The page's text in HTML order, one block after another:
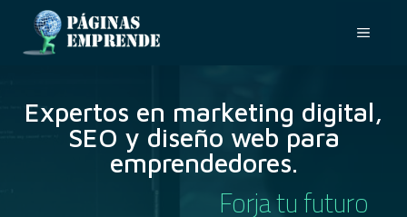
Expertos en marketing digital,
SEO y diseño web para
emprendedores.